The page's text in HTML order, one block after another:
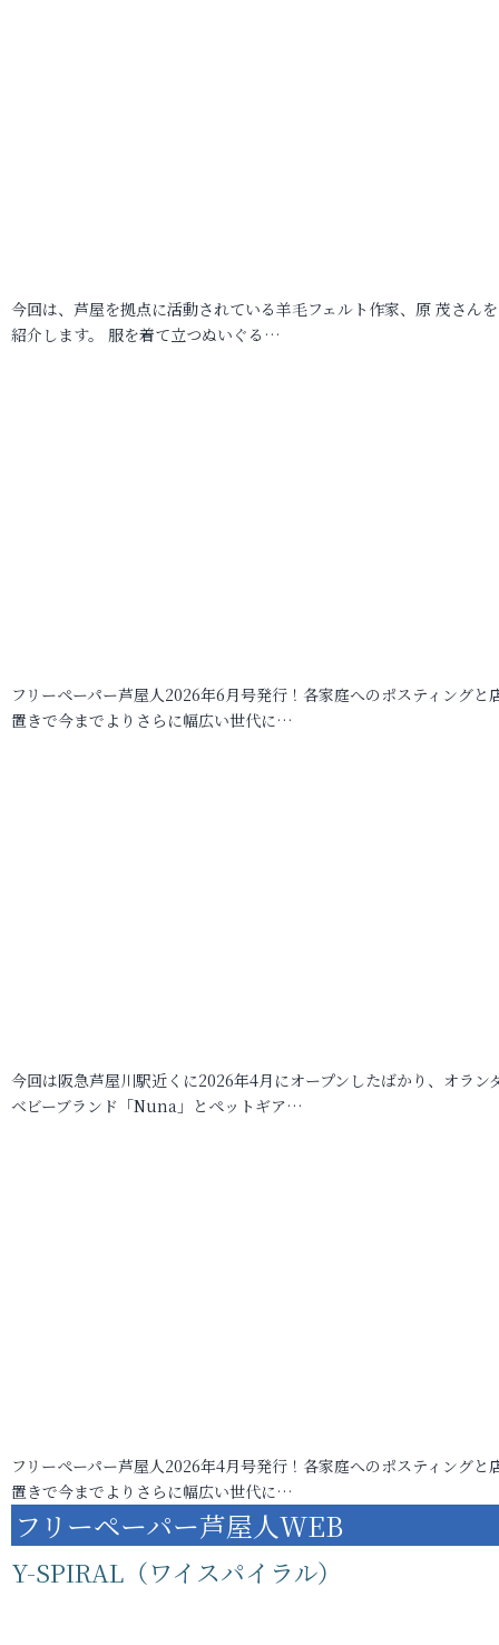
今回は、芦屋を拠点に活動されている羊毛フェルト作家、原 茂さん
紹介します。 服を着て立つぬいぐる…
フリーペーパー芦屋人2026年6月号発行！各家庭へのポスティングと
置きで今までよりさらに幅広い世代に…
今回は阪急芦屋川駅近くに2026年4月にオープンしたばかり、オラン
ベビーブランド「Nuna」とペットギア…
フリーペーパー芦屋人2026年4月号発行！各家庭へのポスティングと
置きで今までよりさらに幅広い世代に…
フリーペーパー芦屋人WEB
Y-SPIRAL（ワイスパイラル）